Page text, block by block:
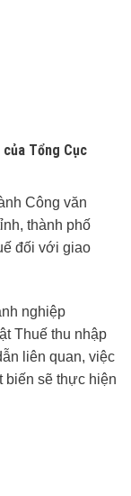
Tổng Cục
Công văn
thành phố
đối với giao
nghiệp
Thuế thu nhập
liên quan, việc
biến sẽ thực hiện